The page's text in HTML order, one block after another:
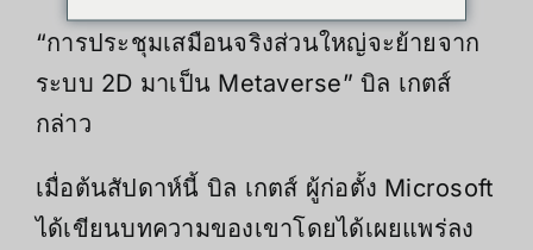
“การประชุมเสมือนจริงส่วนใหญ่จะย้ายจาก
ระบบ 2D มาเป็น Metaverse” บิล เกตส์
กล่าว
เมื่อต้นสัปดาห์นี้ บิล เกตส์ ผู้ก่อตั้ง Microsoft
ได้เขียนบทความของเขาโดยได้เผยแพร่ลง